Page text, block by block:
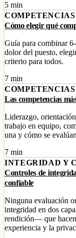
5 min
Cómo elegir qué
Guía para combinar
dolor del puesto,
criterio para todos.
7 min
Las competencias
Liderazgo,
trabajo en equipo,
una y cómo se
7 min
INTEGRIDAD Y
Controles de
confiable
Ninguna evaluación
integridad en dos
rendición— que
experiencia y la